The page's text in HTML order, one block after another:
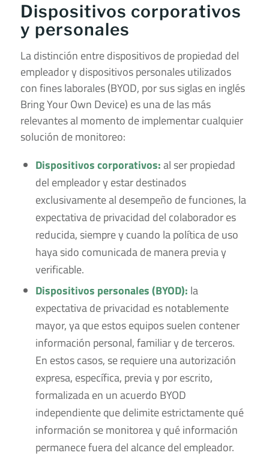
Dispositivos corporativos
y personales
La distinción entre dispositivos de propiedad del
empleador y dispositivos personales utilizados
con fines laborales (BYOD, por sus siglas en inglés
Bring Your Own Device) es una de las más
relevantes al momento de implementar cualquier
solución de monitoreo:
Dispositivos corporativos:al ser propiedad
del empleador y estar destinados
exclusivamente al desempeño de funciones, la
expectativa de privacidad del colaborador es
reducida, siempre y cuando la política de uso
haya sido comunicada de manera previa y
verificable.
Dispositivos personales (BYOD): la
expectativa de privacidad es notablemente
mayor, ya que estos equipos suelen contener
información personal, familiar y de terceros.
En estos casos, se requiere una autorización
expresa, específica, previa y por escrito,
formalizada en un acuerdo BYOD
independiente que delimite estrictamente qué
información se monitorea y qué información
permanece fuera del alcance del empleador.